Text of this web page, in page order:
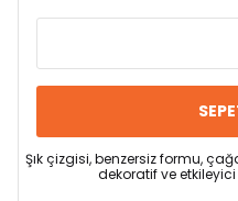
Şık çizgisi, benzersiz formu,
dekoratif ve